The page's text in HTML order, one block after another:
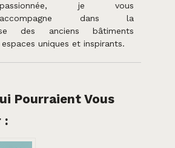
passionnée, je vous
accompagne dans la
des anciens bâtiments
uniques et inspirants.
Pourraient Vous
: